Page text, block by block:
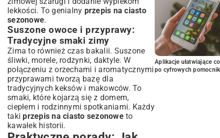
lekkości. To genialny przepis na ciasto
sezonowe.
Suszone owoce i przyprawy:
Tradycyjne smaki zimy
Zima to również czas bakalii. Suszone
śliwki, morele, rodzynki, daktyle. W
połączeniu z orzechami i aromatycznymi
przyprawami tworzą bazę dla
tradycyjnych keksów i makowców. To
smaki, które kojarzą się z domem,
ciepłem i rodzinnymi spotkaniami. Każdy
takiprzepis na ciasto sezonoweto
kawałek historii.
Aplikacje ułatwiające
po cyfrowych